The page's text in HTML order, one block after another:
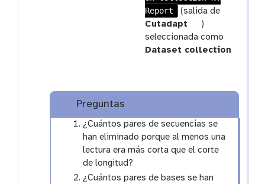
a
m
-
c
l
t
i
o
Report
(salida de
Cutadapt
t
o
o
)
seleccionada como
Dataset collection
Preguntas
¿Cuántos pares de secuencias se
han eliminado porque al menos una
lectura era más corta que el corte
de longitud?
¿Cuántos pares de bases se han